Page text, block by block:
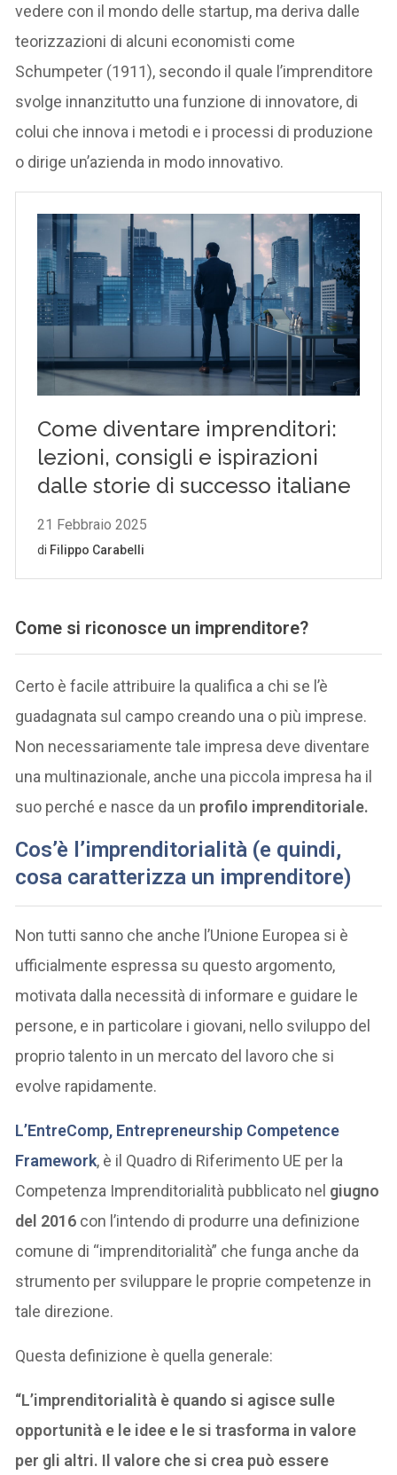
vedere con il mondo delle startup, ma deriva dalle
teorizzazioni di alcuni economisti come
Schumpeter (1911), secondo il quale l’imprenditore
svolge innanzitutto una funzione di innovatore, di
colui che innova i metodi e i processi di produzione
o dirige un’azienda in modo innovativo.
Come si riconosce un imprenditore?
Certo è facile attribuire la qualifica a chi se l’è
guadagnata sul campo creando una o più imprese.
Non necessariamente tale impresa deve diventare
una multinazionale, anche una piccola impresa ha il
suo perché e nasce da un profilo imprenditoriale.
Cos’è l’imprenditorialità (e quindi,
cosa caratterizza un imprenditore)
Non tutti sanno che anche l’Unione Europea si è
ufficialmente espressa su questo argomento,
motivata dalla necessità di informare e guidare le
persone, e in particolare i giovani, nello sviluppo del
proprio talento in un mercato del lavoro che si
evolve rapidamente.
L’EntreComp, Entrepreneurship Competence
Framework, è il Quadro di Riferimento UE per la
Competenza Imprenditorialità pubblicato nel giugno
del 2016 con l’intendo di produrre una definizione
comune di “imprenditorialità” che funga anche da
strumento per sviluppare le proprie competenze in
tale direzione.
Questa definizione è quella generale:
“L’imprenditorialità è quando si agisce sulle
opportunità e le idee e le si trasforma in valore
per gli altri. Il valore che si crea può essere